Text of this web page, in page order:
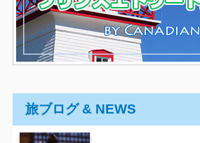
旅ブログ & NEWS